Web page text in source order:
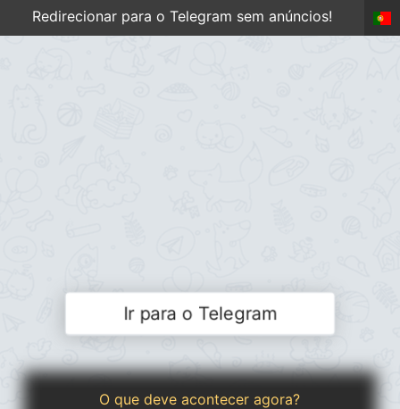
Redirecionar para o Telegram sem anúncios!
Ir para o Telegram
O que deve acontecer agora?